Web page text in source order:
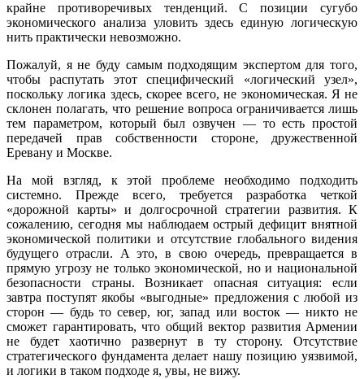
крайне противоречивых тенденций. С позиции сугубо
экономического анализа уловить здесь единую логическую
нить практически невозможно.
Пожалуй, я не буду самым подходящим экспертом для того,
чтобы распутать этот специфический «логический узел»,
поскольку логика здесь, скорее всего, не экономическая. Я не
склонен полагать, что решение вопроса ограничивается лишь
тем параметром, который был озвучен — то есть простой
передачей прав собственности стороне, дружественной
Еревану и Москве.
На мой взгляд, к этой проблеме необходимо подходить
системно. Прежде всего, требуется разработка четкой
«дорожной карты» и долгосрочной стратегии развития. К
сожалению, сегодня мы наблюдаем острый дефицит внятной
экономической политики и отсутствие глобального видения
будущего отрасли. А это, в свою очередь, превращается в
прямую угрозу не только экономической, но и национальной
безопасности страны. Возникает опасная ситуация: если
завтра поступят якобы «выгодные» предложения с любой из
сторон — будь то север, юг, запад или восток — никто не
сможет гарантировать, что общий вектор развития Армении
не будет хаотично развернут в ту сторону. Отсутствие
стратегического фундамента делает нашу позицию уязвимой,
и логики в таком подходе я, увы, не вижу.